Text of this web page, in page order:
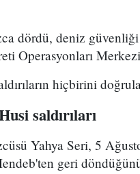
dördü, deniz
Operasyonları
hiçbirini
saldırıları
Yahya Seri, 5
geri